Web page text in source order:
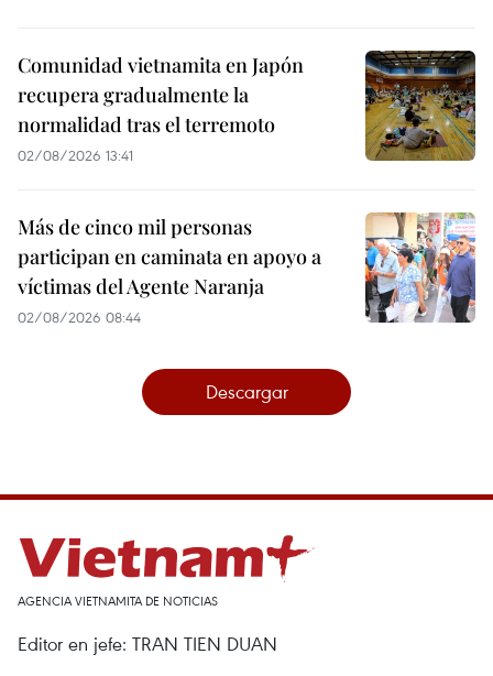
Comunidad vietnamita en Japón
recupera gradualmente la
normalidad tras el terremoto
02/08/2026 13:41
Más de cinco mil personas
participan en caminata en apoyo a
víctimas del Agente Naranja
02/08/2026 08:44
Descargar
AGENCIA VIETNAMITA DE NOTICIAS
Editor en jefe: TRAN TIEN DUAN